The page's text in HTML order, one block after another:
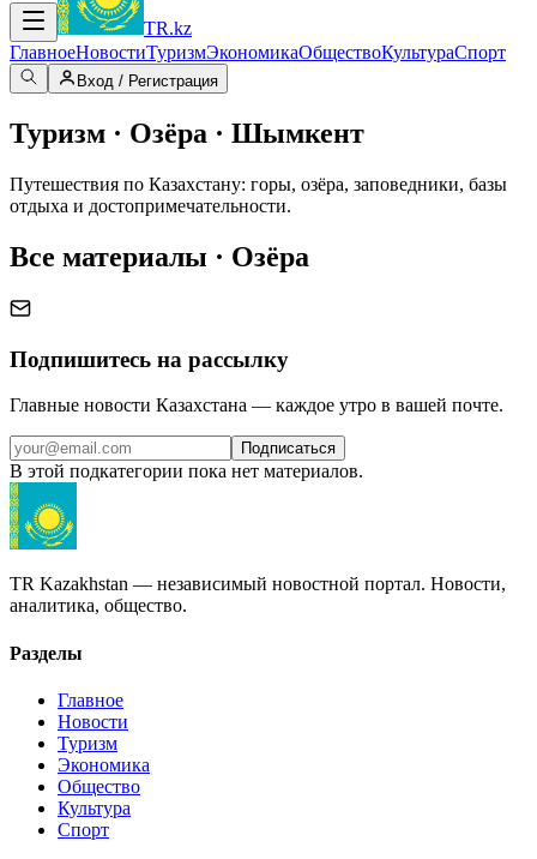
TR.kz
ГлавноеНовостиТуризмЭкономикаОбществоКультураСпорт
Вход / Регистрация
Туризм · Озёра · Шымкент
Путешествия по Казахстану: горы, озёра, заповедники, базы
отдыха и достопримечательности.
Все материалы · Озёра
Подпишитесь на рассылку
Главные новости Казахстана — каждое утро в вашей почте.
Подписаться
В этой подкатегории пока нет материалов.
TR Kazakhstan — независимый новостной портал. Новости,
аналитика, общество.
Разделы
Главное
Новости
Туризм
Экономика
Общество
Культура
Спорт